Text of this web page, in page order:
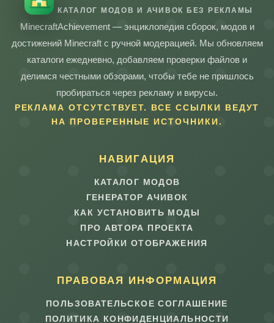
КАТАЛОГ МОДОВ И АЧИВОК БЕЗ РЕКЛАМЫ
MinecraftAchievement — энциклопедия сборок, модов и
достижений Minecraft с ручной модерацией. Мы обновляем
каталоги ежедневно, добавляем проверки файлов и
делимся честными обзорами, чтобы тебе не пришлось
пробираться через рекламу и вирусы.
РЕКЛАМА ОТСУТСТВУЕТ. ВСЕ ССЫЛКИ ВЕДУТ
НА ПРОВЕРЕННЫЕ ИСТОЧНИКИ.
НАВИГАЦИЯ
КАТАЛОГ МОДОВ
ГЕНЕРАТОР АЧИВОК
КАК УСТАНОВИТЬ МОДЫ
ПРО АВТОРА ПРОЕКТА
НАСТРОЙКИ ОТОБРАЖЕНИЯ
ПРАВОВАЯ ИНФОРМАЦИЯ
ПОЛЬЗОВАТЕЛЬСКОЕ СОГЛАШЕНИЕ
ПОЛИТИКА КОНФИДЕНЦИАЛЬНОСТИ